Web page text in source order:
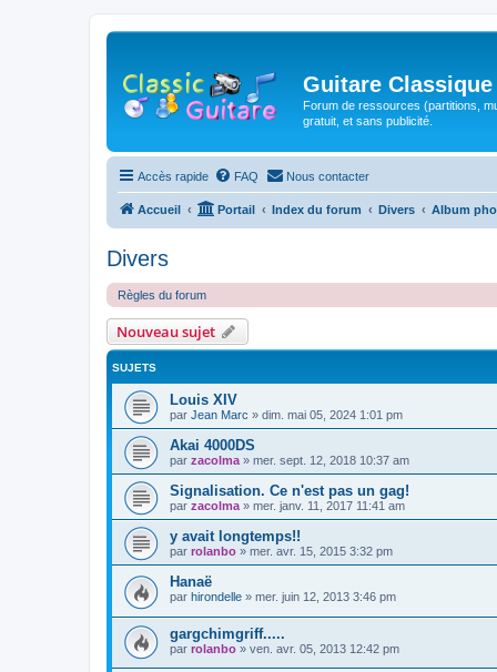
Guitare Classique
Forum de ressources (partitions,
gratuit, et sans publicité.
Accès rapide FAQ Nous contacter
Accueil Portail Index du forum Divers Album
Divers
Règles du forum
Nouveau sujet
SUJETS
Louis XIV
par Jean Marc » dim. mai 05, 2024 1:01 pm
Akai 4000DS
par zacolma » mer. sept. 12, 2018 10:37 am
Signalisation. Ce n'est pas un gag!
par zacolma » mer. janv. 11, 2017 11:41 am
y avait longtemps!!
par rolanbo » mer. avr. 15, 2015 3:32 pm
Hanaë
par hirondelle » mer. juin 12, 2013 3:46 pm
gargchimgriff.....
par rolanbo » ven. avr. 05, 2013 12:42 pm